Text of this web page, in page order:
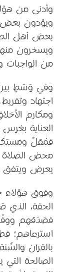
وأدنى من
ويؤدون بعض
بعض أهل
ويسخرون
من الواجبات
وفي وَسَطٍ
اجتهاد
ومكارم
العناية
فمُقلٌّ
محض الصلاة
يعرض
وفوق هؤلاء
الحقة، الذي
فصَدَقهم
استرعاهم؛
بالقرآن
الصالحة